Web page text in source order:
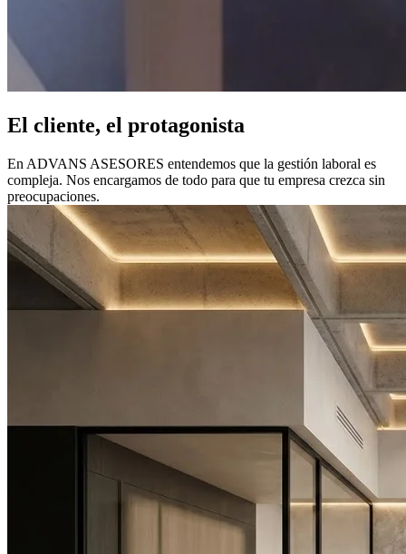
El cliente, el protagonista
En ADVANS ASESORES entendemos que la gestión laboral es
compleja. Nos encargamos de todo para que tu empresa crezca sin
preocupaciones.